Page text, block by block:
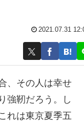
2021.07.31
、その人は幸せ
強靭だろう。し
れは東京夏季五